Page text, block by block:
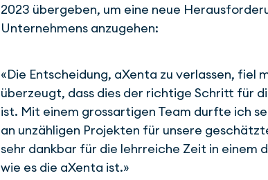
2023 übergeben, um eine neue
Unternehmens anzugehen:
«Die Entscheidung, aXenta zu verlassen, fiel
überzeugt, dass dies der richtige Schritt für
ist. Mit einem grossartigen Team durfte ich
an unzähligen Projekten für unsere
sehr dankbar für die lehrreiche Zeit in einem
wie es die aXenta ist.»